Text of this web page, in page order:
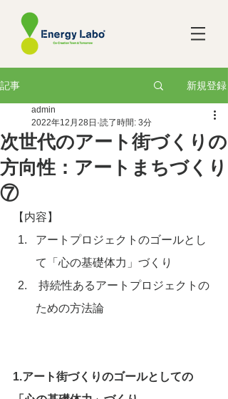
記事 新規登録
次世代のアート街づくりの
方向性：アートまちづくり
⑦
admin
2022年12月28日 読了時間: 3分
【内容】
アートプロジェクトのゴールとし
て「心の基礎体力」づくり
ための方法論
1.アート街づくりのゴールとしての